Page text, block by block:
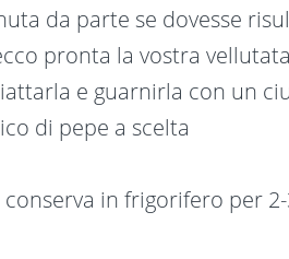
da parte se dovesse
pronta la vostra
e guarnirla con un
di pepe a scelta
in frigorifero per